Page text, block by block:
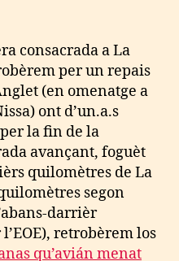
consacrada a La
per un repais
(en omenatge a
ont d’un.a.s
la fin de la
avançant, foguèt
quilomètres de La
segon
darrièr
retrobèrem los
qu’avián menat